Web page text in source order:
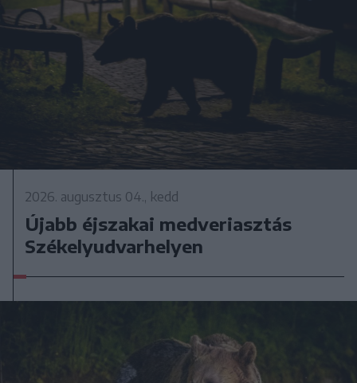
2026. augusztus 04., kedd
Újabb éjszakai medveriasztás
Székelyudvarhelyen